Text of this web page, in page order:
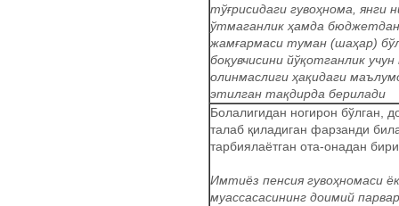
тўғрисидаги гувоҳнома, янги
ўтмаганлик ҳамда
жамғармаси туман (шаҳар)
боқувчисини йўқотганлик учун
олинмаслиги ҳақидаги
этилган тақдирда берилади
Болалигидан ногирон бўлган,
талаб қиладиган фарзанди
тарбиялаётган ота-онадан
Имтиёз пенсия гувоҳномаси
муассасасининг доимий